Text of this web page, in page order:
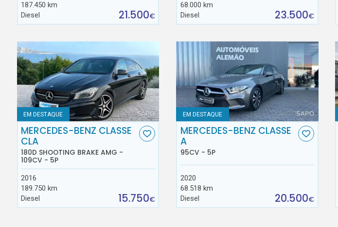
187.450 km
Diesel
21.500€
68.000 km
Diesel
23.500€
EM DESTAQUE
MERCEDES-BENZ CLASSE
CLA
180D SHOOTING BRAKE AMG -
109CV - 5P
2016
189.750 km
Diesel
15.750€
EM DESTAQUE
MERCEDES-BENZ CLASSE
A
95CV - 5P
2020
68.518 km
Diesel
20.500€